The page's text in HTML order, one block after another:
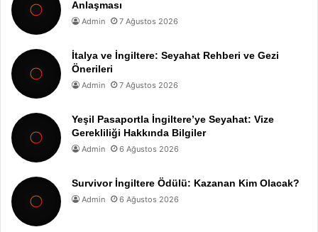
Anlaşması
Admin 7 Ağustos 2026
İtalya ve İngiltere: Seyahat Rehberi ve Gezi
Önerileri
Admin 7 Ağustos 2026
Yeşil Pasaportla İngiltere’ye Seyahat: Vize
Gerekliliği Hakkında Bilgiler
Admin 6 Ağustos 2026
Survivor İngiltere Ödülü: Kazanan Kim Olacak?
Admin 6 Ağustos 2026